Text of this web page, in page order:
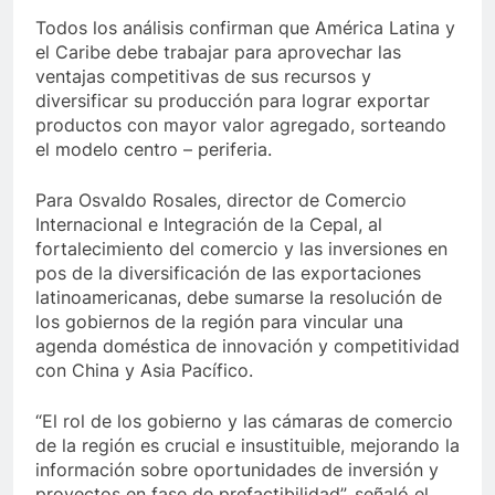
Todos los análisis confirman que América Latina y
el Caribe debe trabajar para aprovechar las
ventajas competitivas de sus recursos y
diversificar su producción para lograr exportar
productos con mayor valor agregado, sorteando
el modelo centro – periferia.
Para Osvaldo Rosales, director de Comercio
Internacional e Integración de la Cepal, al
fortalecimiento del comercio y las inversiones en
pos de la diversificación de las exportaciones
latinoamericanas, debe sumarse la resolución de
los gobiernos de la región para vincular una
agenda doméstica de innovación y competitividad
con China y Asia Pacífico.
“El rol de los gobierno y las cámaras de comercio
de la región es crucial e insustituible, mejorando la
información sobre oportunidades de inversión y